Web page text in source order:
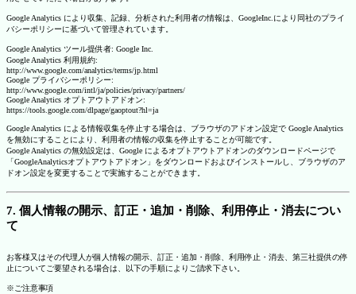
Google Analytics により収集、記録、分析された利用者の情報は、GoogleInc.により同社のプライ
バシーポリシーに基づいて管理されています。
Google Analytics ツール提供者: Google Inc.
Google Analytics 利用規約:
http://www.google.com/analytics/terms/jp.html
Google プライバシーポリシー:
http://www.google.com/intl/ja/policies/privacy/partners/
Google Analytics オプトアウトアドオン:
https://tools.google.com/dlpage/gaoptout?hl=ja
Google Analytics による情報収集を停止する場合は、ブラウザのアドオン設定で Google Analytics
を無効にすることにより、利用者の情報の収集を停止することが可能です。
Google Analytics の無効設定は、Google によるオプトアウトアドオンのダウンロードページで
「GoogleAnalyticsオプトアウトアドオン」をダウンロードおよびインストールし、ブラウザのア
ドオン設定を変更することで実施することができます。
7. 個人情報の開示、訂正・追加・削除、利用停止・消去につい
て
お客様又はその代理人が個人情報の開示、訂正・追加・削除、利用停止・消去、第三社提供の停
止についてご要望される場合は、以下の手順によりご請求下さい。
※ご注意事項